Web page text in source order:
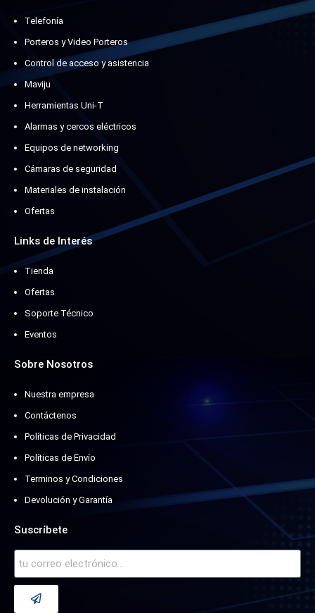
Telefonía
Porteros y Video Porteros
Control de acceso y asistencia
Maviju
Herramientas Uni-T
Alarmas y cercos eléctricos
Equipos de networking
Cámaras de seguridad
Materiales de instalación
Ofertas
Links de Interés
Tienda
Ofertas
Soporte Técnico
Eventos
Sobre Nosotros
Nuestra empresa
Contáctenos
Políticas de Privacidad
Políticas de Envío
Terminos y Condiciones
Devolución y Garantía
Suscríbete